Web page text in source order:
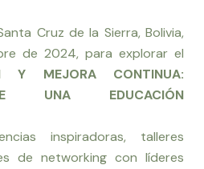
Cruz de la Sierra, Bolivia,
de 2024, para explorar el
Y MEJORA CONTINUA:
UNA EDUCACIÓN
inspiradoras, talleres
de networking con líderes